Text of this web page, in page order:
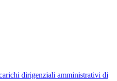
dirigenziali amministrativi di